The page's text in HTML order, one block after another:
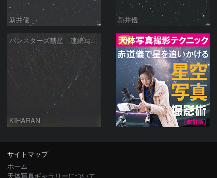
新井優 新井優
パンスターズ彗星 連続写真 再処理
KIHARAN
PR
サイトマップ
ホーム
天体写真ギャラリーについて